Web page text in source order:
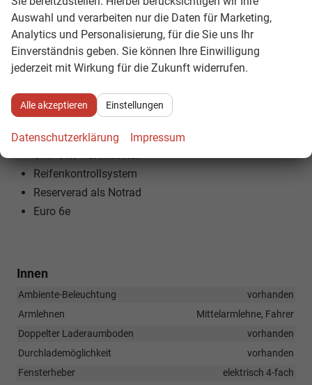
1.5 TSI Benzinmotor mit 150 PS
7-Gang DSG-Automatik
Adaptive Fahrwerksregelung DCC
Sportfahrwerk
Frontantrieb
ESP
ABS
Reifenkontrollsystem
Reserverad als Notrad
Euro 6e
Innen
Ambiente-Beleuchtung
vorhanden
Armlehnen
Mittelarmlehne, Fahrer
Doppelter Laderaumboden
vorhanden
Durchlademöglichkeit
vorhanden
Fensterheber
elektrisch 4-fach
Auswahl und verarbeiten nur die Daten für Marketing,
Analytics und Personalisierung, für die Sie uns Ihr
Einverständnis geben. Sie können Ihre Einwilligung
jederzeit mit Wirkung für die Zukunft widerrufen.
Alle akzeptieren Einstellungen
Datenschutzerklärung Impressum